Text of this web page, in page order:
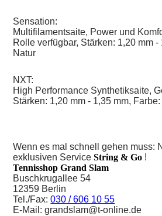
Sensation:
Multifilamentsaite, Power und
Rolle verfügbar, Stärken: 1,20 mm -
Natur
NXT:
High Performance Synthetiksaite,
Stärken: 1,20 mm - 1,35 mm,
Wenn es mal schnell gehen muss:
exklusiven ServiceString & Go !
Tennisshop Grand Slam
Buschkrugallee 54
12359 Berlin
Tel./Fax:030 / 606 10 55
E-Mail: grandslam@t-online.de